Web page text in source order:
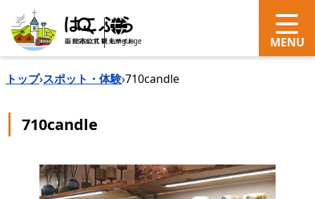
search Language
トップ›スポット・体験›710candle
710candle